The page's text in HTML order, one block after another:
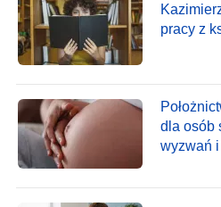
pracy z
dla osób
wyzwań